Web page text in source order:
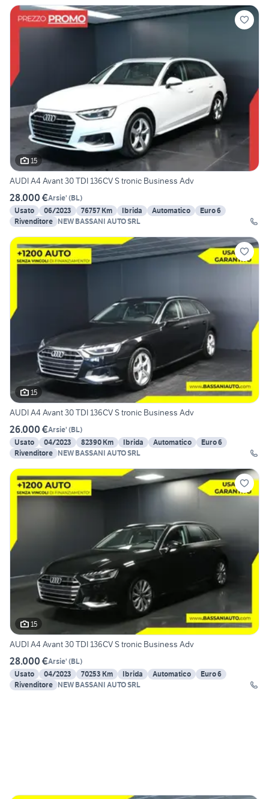
15
AUDI A4 Avant 30 TDI 136CV S tronic Business Adv
28.000 €Arsie' (BL)
Usato
06/2023 76757 Km Ibrida Automatico
Euro 6
Rivenditore NEW BASSANI AUTO SRL
15
AUDI A4 Avant 30 TDI 136CV S tronic Business Adv
26.000 €Arsie' (BL)
Usato
04/2023 82390 Km Ibrida Automatico
Euro 6
Rivenditore NEW BASSANI AUTO SRL
15
AUDI A4 Avant 30 TDI 136CV S tronic Business Adv
28.000 €Arsie' (BL)
Usato
04/2023 70253 Km Ibrida Automatico
Euro 6
Rivenditore NEW BASSANI AUTO SRL